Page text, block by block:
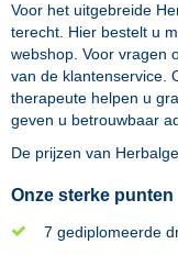
Voor het uitgebreide
terecht. Hier bestelt u
webshop. Voor vragen
van de klantenservice.
therapeute helpen u
geven u betrouwbaar
De prijzen van
Onze sterke punten
7 gediplomeerde